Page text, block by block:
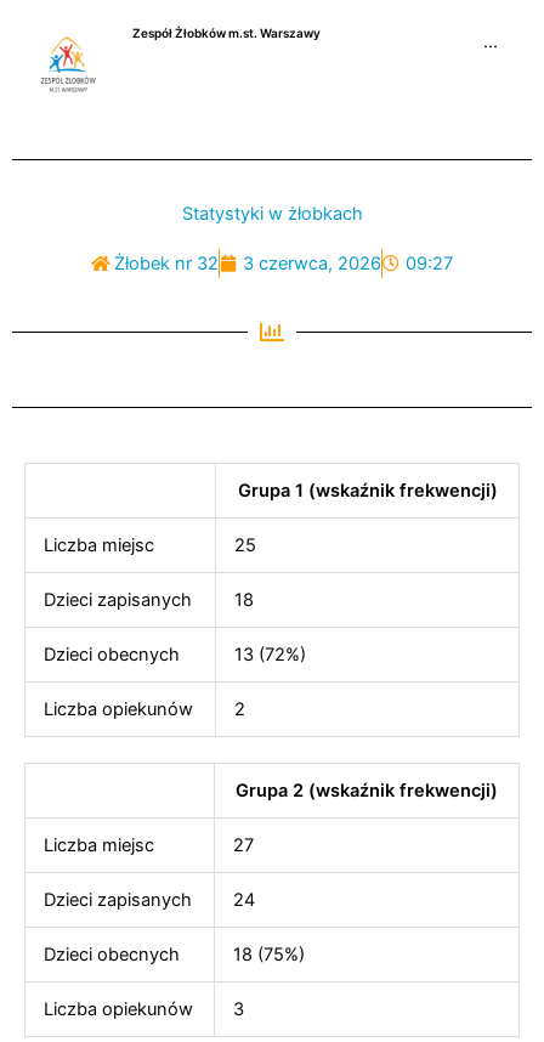
Zespół Żłobków m.st. Warszawy
···
Statystyki w żłobkach
Żłobek nr 32 3 czerwca, 2026 09:27
Grupa 1 (wskaźnik frekwencji)
Liczba miejsc 25
Dzieci zapisanych 18
Dzieci obecnych 13 (72%)
Liczba opiekunów 2
Grupa 2 (wskaźnik frekwencji)
Liczba miejsc 27
Dzieci zapisanych 24
Dzieci obecnych 18 (75%)
Liczba opiekunów 3